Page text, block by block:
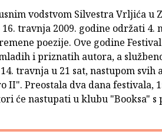
vodstvom Silvestra Vrljića u
16. travnja 2009. godine održati 4.
poezije. Ove godine
i priznatih autora, a
travnja u 21 sat, nastupom svih
II". Preostala dva dana festivala,
će nastupati u klubu "Booksa" s